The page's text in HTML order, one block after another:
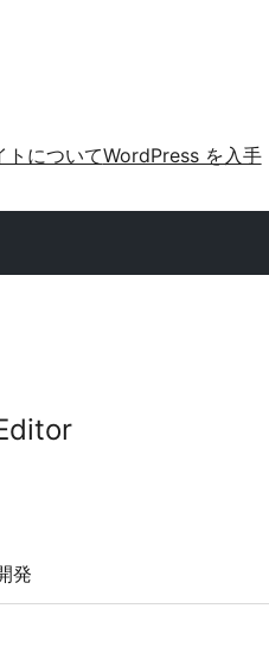
トについてWordPress を入手
発